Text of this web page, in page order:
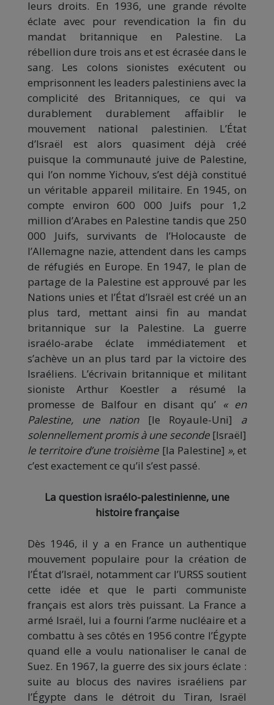
leurs droits. En 1936, une grande révolte
éclate avec pour revendication la fin du
mandat britannique en Palestine. La
rébellion dure trois ans et est écrasée dans le
sang. Les colons sionistes exécutent ou
emprisonnent les leaders palestiniens avec la
complicité des Britanniques, ce qui va
durablement durablement affaiblir le
mouvement national palestinien. L’État
d’Israël est alors quasiment déjà créé
puisque la communauté juive de Palestine,
qui l’on nomme Yichouv, s’est déjà constitué
un véritable appareil militaire. En 1945, on
compte environ 600 000 Juifs pour 1,2
million d’Arabes en Palestine tandis que 250
000 Juifs, survivants de l’Holocauste de
l’Allemagne nazie, attendent dans les camps
de réfugiés en Europe. En 1947, le plan de
partage de la Palestine est approuvé par les
Nations unies et l’État d’Israël est créé un an
plus tard, mettant ainsi fin au mandat
britannique sur la Palestine. La guerre
israélo-arabe éclate immédiatement et
s’achève un an plus tard par la victoire des
Israéliens. L’écrivain britannique et militant
sioniste Arthur Koestler a résumé la
promesse de Balfour en disant qu’ « en
Palestine, une nation[le Royaule-Uni] a
solennellement promis à une seconde [Israël]
le territoire d’une troisième [la Palestine] », et
c’est exactement ce qu’il s’est passé.
La question israélo-palestinienne, une
histoire française
Dès 1946, il y a en France un authentique
mouvement populaire pour la création de
l’État d’Israël, notamment car l’URSS soutient
cette idée et que le parti communiste
français est alors très puissant. La France a
armé Israël, lui a fourni l’arme nucléaire et a
combattu à ses côtés en 1956 contre l’Égypte
quand elle a voulu nationaliser le canal de
Suez. En 1967, la guerre des six jours éclate :
suite au blocus des navires israéliens par
l’Égypte dans le détroit du Tiran, Israël